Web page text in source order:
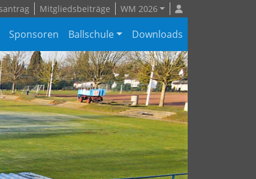
Mitgliedsbeiträge WM 2026
Sponsoren Ballschule Downloads